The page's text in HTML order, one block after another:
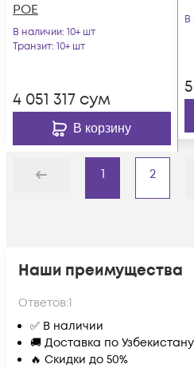
POE
В наличии: 10+ шт
Транзит: 10+ шт
4 051 317 сум
В корзину
В
Назад
1 2
Наши преимущества
Ответов:1
✅ В наличии
🚚 Доставка по Узбекистану
🔥 Скидки до 50%